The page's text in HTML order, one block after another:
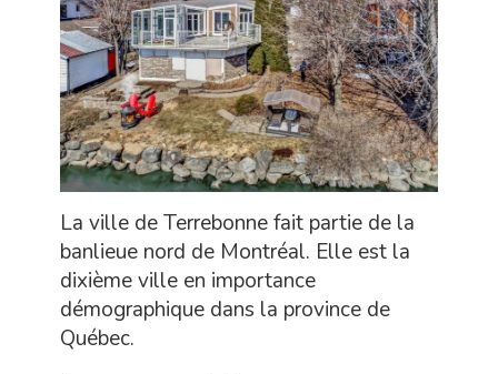
La ville de Terrebonne fait partie de la
banlieue nord de Montréal. Elle est la
dixième ville en importance
démographique dans la province de
Québec.